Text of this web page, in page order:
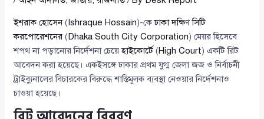
ইশরাক হোসেন( Ishraque Hossain)-কেঢাকা দক্ষিণ সিটি
করপোরেশনের ( Dhaka South City Corporation) মেয়র হিসেবে
শপথ না পড়ানোর নির্দেশনা চেয়েহাইকোর্টে (High Court) একটি রিট
আবেদন করা হয়েছে। একইসঙ্গে ঢাকার প্রথম যুগ্ম জেলা জজ ও নির্বাচনী
ট্রাইব্যুনালের বিচারকের বিরুদ্ধে শাস্তিমূলক ব্যবস্থা নেওয়ার নির্দেশনাও
চাওয়া হয়েছে।